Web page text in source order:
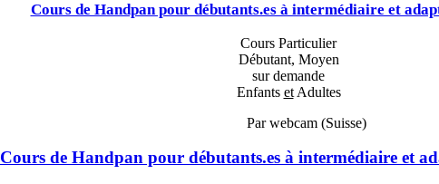
Cours de Handpan pour débutants.es à intermédiaire et
Cours Particulier
Débutant, Moyen
sur demande
Enfants etAdultes
Par webcam (Suisse)
Cours de Handpan pour débutants.es à intermédiaire et